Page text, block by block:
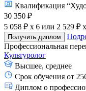
Квалификация
30 350 ₽
5 058 ₽ x 6 или 2 529 ₽
Получить диплом
Профессиональная
Культуролог
Высшее, среднее
Срок обучения от
Диплом о